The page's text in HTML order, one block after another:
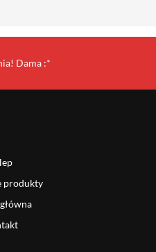
Dama :*
produkty